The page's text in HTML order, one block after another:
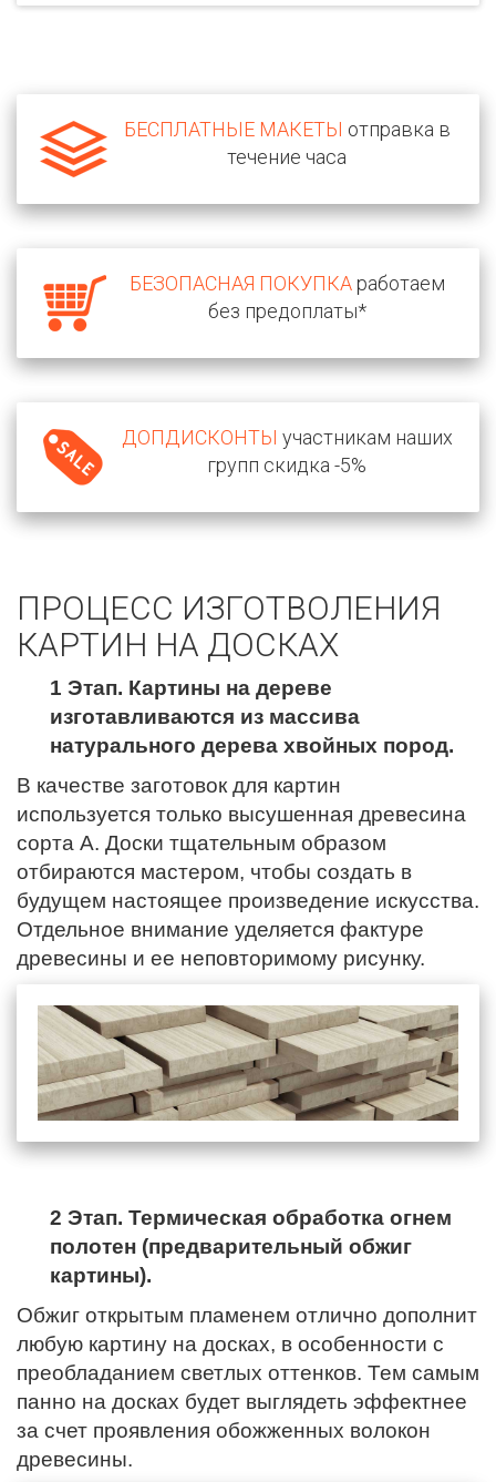
БЕСПЛАТНЫЕ МАКЕТЫ отправка в
течение часа
БЕЗОПАСНАЯ ПОКУПКАработаем
без предоплаты*
ДОПДИСКОНТЫ участникам наших
групп скидка -5%
ПРОЦЕСС ИЗГОТВОЛЕНИЯ
КАРТИН НА ДОСКАХ
1 Этап. Картины на дереве
изготавливаются из массива
натурального дерева хвойных пород.
В качестве заготовок для картин
используется только высушенная древесина
сорта А. Доски тщательным образом
отбираются мастером, чтобы создать в
будущем настоящее произведение искусства.
Отдельное внимание уделяется фактуре
древесины и ее неповторимому рисунку.
2 Этап. Термическая обработка огнем
полотен (предварительный обжиг
картины).
Обжиг открытым пламенем отлично дополнит
любую картину на досках, в особенности с
преобладанием светлых оттенков. Тем самым
панно на досках будет выглядеть эффектнее
за счет проявления обожженных волокон
древесины.